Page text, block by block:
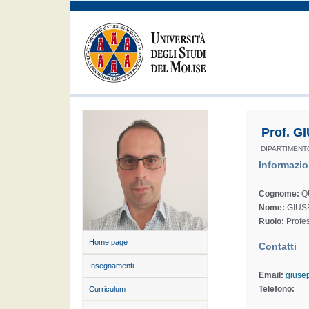
Home page
Insegnamenti
Curriculum
Prof.
Cognome:
Nome:
Ruolo:
Contatti
Email:
Telefono: